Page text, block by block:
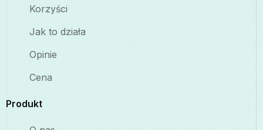
Korzyści
Jak to działa
Opinie
Cena
Produkt